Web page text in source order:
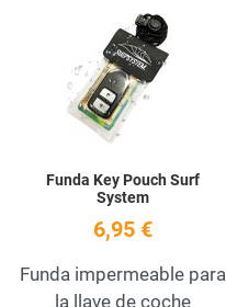
Funda Key Pouch Surf
System
6,95 €
Funda impermeable para
la llave de coche